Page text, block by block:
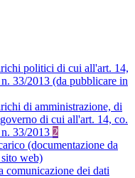
politici di cui all'art. 14,
33/2013 (da pubblicare in
di amministrazione, di
di cui all'art. 14, co.
33/2013 2
(documentazione da
web)
comunicazione dei dati